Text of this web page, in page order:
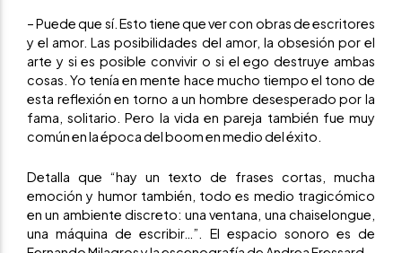
– Puede que sí. Esto tiene que ver con obras de escritores
y el amor. Las posibilidades del amor, la obsesión por el
arte y si es posible convivir o si el ego destruye ambas
cosas. Yo tenía en mente hace mucho tiempo el tono de
esta reflexión en torno a un hombre desesperado por la
fama, solitario. Pero la vida en pareja también fue muy
común en la época del boom en medio del éxito.
Detalla que “hay un texto de frases cortas, mucha
emoción y humor también, todo es medio tragicómico
en un ambiente discreto: una ventana, una chaiselongue,
una máquina de escribir…”. El espacio sonoro es de